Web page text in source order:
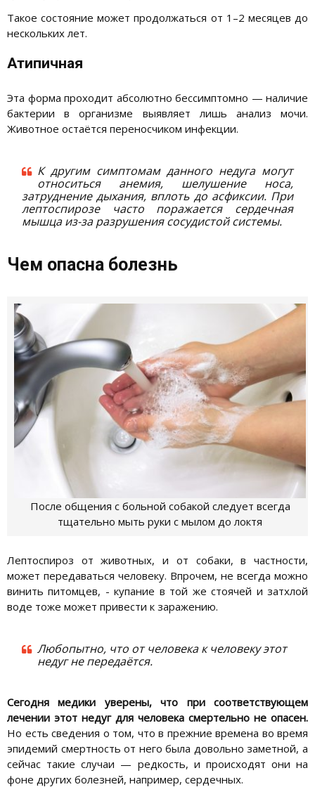
Такое состояние может продолжаться от 1–2 месяцев до
нескольких лет.
Атипичная
Эта форма проходит абсолютно бессимптомно — наличие
бактерии в организме выявляет лишь анализ мочи.
Животное остаётся переносчиком инфекции.
К другим симптомам данного недуга могут
относиться анемия, шелушение носа,
затруднение дыхания, вплоть до асфиксии. При
лептоспирозе часто поражается сердечная
мышца из-за разрушения сосудистой системы.
Чем опасна болезнь
После общения с больной собакой следует всегда
тщательно мыть руки с мылом до локтя
Лептоспироз от животных, и от собаки, в частности,
может передаваться человеку. Впрочем, не всегда можно
винить питомцев, - купание в той же стоячей и затхлой
воде тоже может привести к заражению.
Любопытно, что от человека к человеку этот
недуг не передаётся.
Сегодня медики уверены, что при соответствующем
лечении этот недуг для человека смертельно не опасен.
Но есть сведения о том, что в прежние времена во время
эпидемий смертность от него была довольно заметной, а
сейчас такие случаи — редкость, и происходят они на
фоне других болезней, например, сердечных.